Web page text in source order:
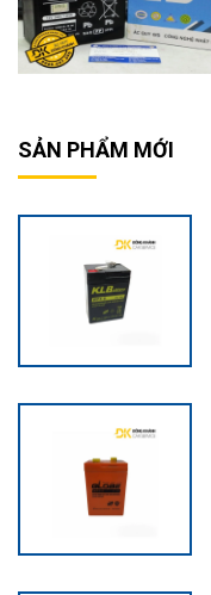
SẢN PHẨM MỚI